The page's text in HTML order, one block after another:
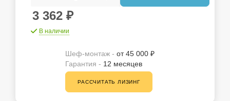
3 362 ₽
В наличии
Шеф-монтаж - от 45 000 ₽
Гарантия - 12 месяцев
РАССЧИТАТЬ ЛИЗИНГ